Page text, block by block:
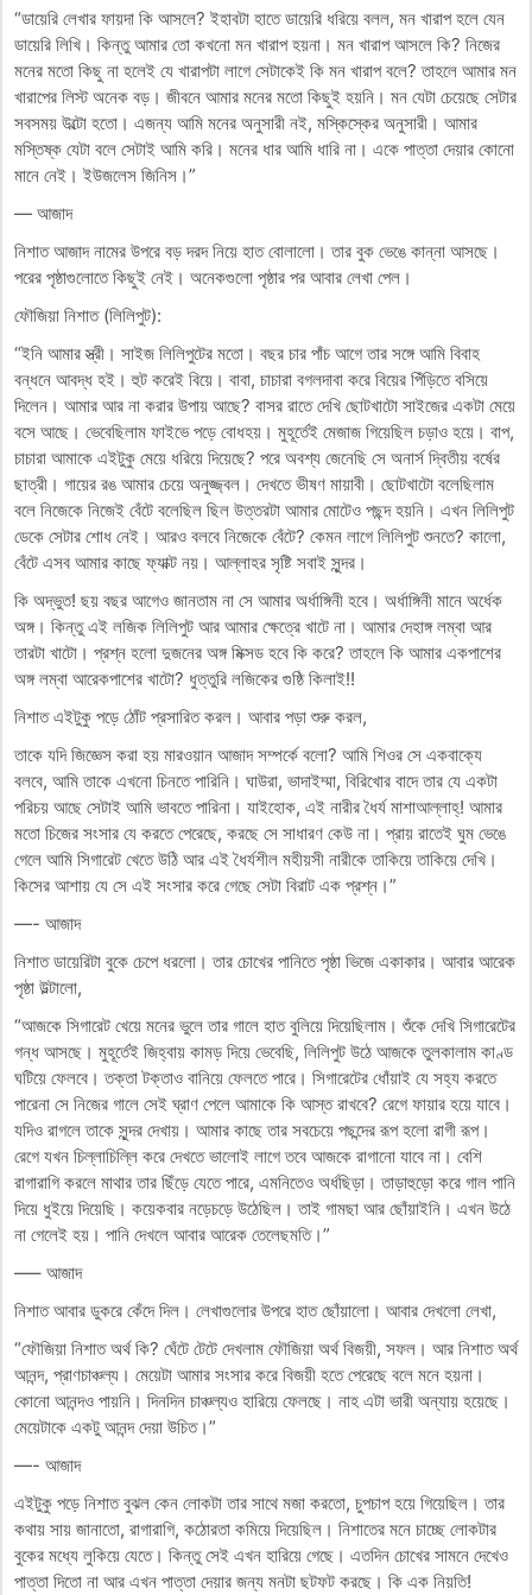
“ডায়েরি লেখার ফায়দা কি আসলে? ইহাবটা হাতে ডায়েরি ধরিয়ে বলল, মন খারাপ হলে যেন
ডায়েরি লিখি। কিন্তু আমার তো কখনো মন খারাপ হয়না। মন খারাপ আসলে কি? নিজের
মনের মতো কিছু না হলেই যে খারাপটা লাগে সেটাকেই কি মন খারাপ বলে? তাহলে আমার মন
খারাপের লিস্ট অনেক বড়। জীবনে আমার মনের মতো কিছুই হয়নি। মন যেটা চেয়েছে সেটার
সবসময় উল্টো হতো। এজন্য আমি মনের অনুসারী নই, মস্কিস্কের অনুসারী। আমার
মস্তিষ্ক যেটা বলে সেটাই আমি করি। মনের ধার আমি ধারি না। একে পাত্তা দেয়ার কোনো
মানে নেই। ইউজলেস জিনিস।”
— আজাদ
নিশাত আজাদ নামের উপরে বড় দরদ নিয়ে হাত বোলালো। তার বুক ভেঙে কান্না আসছে।
পরের পৃষ্ঠাগুলোতে কিছুই নেই। অনেকগুলো পৃষ্ঠার পর আবার লেখা পেল।
ফৌজিয়া নিশাত (লিলিপুট):
“ইনি আমার স্ত্রী। সাইজ লিলিপুটের মতো। বছর চার পাঁচ আগে তার সঙ্গে আমি বিবাহ
বন্ধনে আবদ্ধ হই। হুট করেই বিয়ে। বাবা, চাচারা বগলদাবা করে বিয়ের পিঁড়িতে বসিয়ে
দিলেন। আমার আর না করার উপায় আছে? বাসর রাতে দেখি ছোটখাটো সাইজের একটা মেয়ে
বসে আছে। ভেবেছিলাম ফাইভে পড়ে বোধহয়। মুহূর্তেই মেজাজ গিয়েছিল চড়াও হয়ে। বাপ,
চাচারা আমাকে এইটুকু মেয়ে ধরিয়ে দিয়েছে? পরে অবশ্য জেনেছি সে অনার্স দ্বিতীয় বর্ষের
ছাত্রী। গায়ের রঙ আমার চেয়ে অনুজ্জ্বল। দেখতে ভীষণ মায়াবী। ছোটখাটো বলেছিলাম
বলে নিজেকে নিজেই বেঁটে বলেছিল ছিল উত্তরটা আমার মোটেও পছন্দ হয়নি। এখন লিলিপুট
ডেকে সেটার শোধ নেই। আরও বলবে নিজেকে বেঁটে? কেমন লাগে লিলিপুট শুনতে? কালো,
বেঁটে এসব আমার কাছে ফ্যাক্ট নয়। আল্লাহর সৃষ্টি সবাই সুন্দর।
কি অদ্ভুত! ছয় বছর আগেও জানতাম না সে আমার অর্ধাঙ্গিনী হবে। অর্ধাঙ্গিনী মানে অর্ধেক
অঙ্গ। কিন্তু এই লজিক লিলিপুট আর আমার ক্ষেত্রে খাটে না। আমার দেহাঙ্গ লম্বা আর
তারটা খাটো। প্রশ্ন হলো দুজনের অঙ্গ মিক্সড হবে কি করে? তাহলে কি আমার একপাশের
অঙ্গ লম্বা আরেকপাশের খাটো? ধুত্তুরি লজিকের গুষ্ঠি কিলাই!!
নিশাত এইটুকু পড়ে ঠোঁট প্রসারিত করল। আবার পড়া শুরু করল,
তাকে যদি জিজ্ঞেস করা হয় মারওয়ান আজাদ সম্পর্কে বলো? আমি শিওর সে একবাক্যে
বলবে, আমি তাকে এখনো চিনতে পারিনি। ঘাউরা, ভাদাইম্মা, বিরিখোর বাদে তার যে একটা
পরিচয় আছে সেটাই আমি ভাবতে পারিনা। যাইহোক, এই নারীর ধৈর্য মাশাআল্লাহ্! আমার
মতো চিজের সংসার যে করতে পেরেছে, করছে সে সাধারণ কেউ না। প্রায় রাতেই ঘুম ভেঙে
গেলে আমি সিগারেট খেতে উঠি আর এই ধৈর্যশীল মহীয়সী নারীকে তাকিয়ে তাকিয়ে দেখি।
কিসের আশায় যে সে এই সংসার করে গেছে সেটা বিরাট এক প্রশ্ন।”
—- আজাদ
নিশাত ডায়েরিটা বুকে চেপে ধরলো। তার চোখের পানিতে পৃষ্ঠা ভিজে একাকার। আবার আরেক
পৃষ্ঠা উল্টালো,
“আজকে সিগারেট খেয়ে মনের ভুলে তার গালে হাত বুলিয়ে দিয়েছিলাম। শুঁকে দেখি সিগারেটের
গন্ধ আসছে। মুহূর্তেই জিহ্বায় কামড় দিয়ে ভেবেছি, লিলিপুট উঠে আজকে তুলকালাম কাণ্ড
ঘটিয়ে ফেলবে। তক্তা টক্তাও বানিয়ে ফেলতে পারে। সিগারেটের ধোঁয়াই যে সহ্য করতে
পারেনা সে নিজের গালে সেই ঘ্রাণ পেলে আমাকে কি আস্ত রাখবে? রেগে ফায়ার হয়ে যাবে।
যদিও রাগলে তাকে সুন্দর দেখায়। আমার কাছে তার সবচেয়ে পছন্দের রূপ হলো রাগী রূপ।
রেগে যখন চিল্লাচিল্লি করে দেখতে ভালোই লাগে তবে আজকে রাগানো যাবে না। বেশি
রাগারাগি করলে মাথার তার ছিঁড়ে যেতে পারে, এমনিতেও অর্ধছিড়া। তাড়াহুড়ো করে গাল পানি
দিয়ে ধুইয়ে দিয়েছি। কয়েকবার নড়েচড়ে উঠেছিল। তাই গামছা আর ছোঁয়াইনি। এখন উঠে
না গেলেই হয়। পানি দেখলে আবার আরেক তেলেছমতি।”
—– আজাদ
নিশাত আবার ডুকরে কেঁদে দিল। লেখাগুলোর উপরে হাত ছোঁয়ালো। আবার দেখলো লেখা,
“ফৌজিয়া নিশাত অর্থ কি? ঘেঁটে টেটে দেখলাম ফৌজিয়া অর্থ বিজয়ী, সফল। আর নিশাত অর্থ
আনন্দ, প্রাণচাঞ্চল্য। মেয়েটা আমার সংসার করে বিজয়ী হতে পেরেছে বলে মনে হয়না।
কোনো আনন্দও পায়নি। দিনদিন চাঞ্চল্যও হারিয়ে ফেলছে। নাহ এটা ভারী অন্যায় হয়েছে।
মেয়েটাকে একটু আনন্দ দেয়া উচিত।”
—- আজাদ
এইটুকু পড়ে নিশাত বুঝল কেন লোকটা তার সাথে মজা করতো, চুপচাপ হয়ে গিয়েছিল। তার
কথায় সায় জানাতো, রাগারাগি, কঠোরতা কমিয়ে দিয়েছিল। নিশাতের মনে চাচ্ছে লোকটার
বুকের মধ্যে লুকিয়ে যেতে। কিন্তু সেই এখন হারিয়ে গেছে। এতদিন চোখের সামনে দেখেও
পাত্তা দিতো না আর এখন পাত্তা দেয়ার জন্য মনটা ছটফট করছে। কি এক নিয়তি!